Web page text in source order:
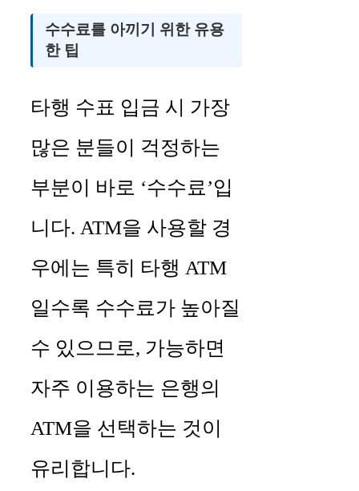
수수료를 아끼기 위한 유용
한 팁
타행 수표 입금 시 가장
많은 분들이 걱정하는
부분이 바로 ‘수수료’입
니다. ATM을 사용할 경
우에는 특히 타행 ATM
일수록 수수료가 높아질
수 있으므로, 가능하면
자주 이용하는 은행의
ATM을 선택하는 것이
유리합니다.